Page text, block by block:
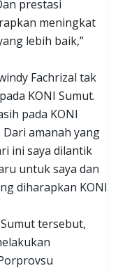
prestasi
meningkat
lebih baik,”
Fachrizal tak
KONI Sumut.
pada KONI
amanah yang
ini saya dilantik
untuk saya dan
diharapkan KONI
tersebut,